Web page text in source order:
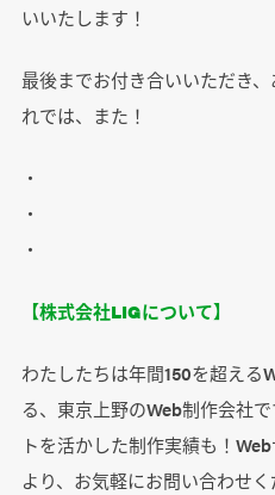
いいたします！
最後までお付き合いいただき
れでは、また！
・
・
・
【株式会社LIGについて】
わたしたちは年間150を超える
る、東京上野のWeb制作会社
トを活かした制作実績も！
より、お気軽にお問い合わせく